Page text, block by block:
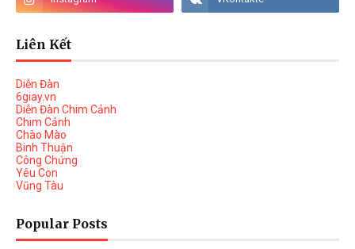
Liên Kết
Diễn Đàn
6giay.vn
Diễn Đàn Chim Cảnh
Chim Cảnh
Chào Mào
Binh Thuận
Công Chứng
Yêu Con
Vũng Tàu
Popular Posts